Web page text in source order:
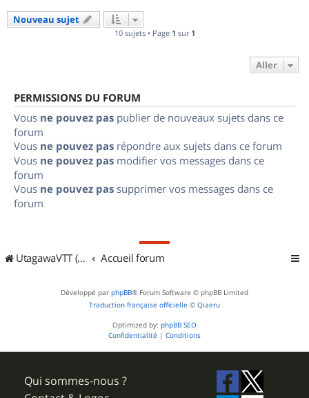
Nouveau sujet
10 sujets • Page 1 sur 1
Aller
PERMISSIONS DU FORUM
Vous ne pouvez pas publier de nouveaux sujets dans ce
forum
Vous ne pouvez pas répondre aux sujets dans ce forum
Vous ne pouvez pas modifier vos messages dans ce
forum
Vous ne pouvez pas supprimer vos messages dans ce
forum
UtagawaVTT (Randos VTT et VTTAE avec traces GPS) Accueil forum
Développé par phpBB® Forum Software © phpBB Limited
Traduction française officielle © Qiaeru
Optimized by: phpBB SEO
Confidentialité | Conditions
Qui sommes-nous ?